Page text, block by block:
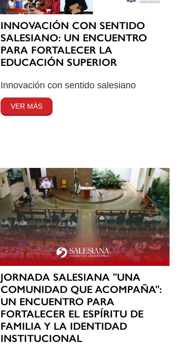
INNOVACIÓN CON SENTIDO
SALESIANO: UN ENCUENTRO
PARA FORTALECER LA
EDUCACIÓN SUPERIOR
Innovación con sentido salesiano
VER MÁS
JORNADA SALESIANA "UNA
COMUNIDAD QUE ACOMPAÑA":
UN ENCUENTRO PARA
FORTALECER EL ESPÍRITU DE
FAMILIA Y LA IDENTIDAD
INSTITUCIONAL